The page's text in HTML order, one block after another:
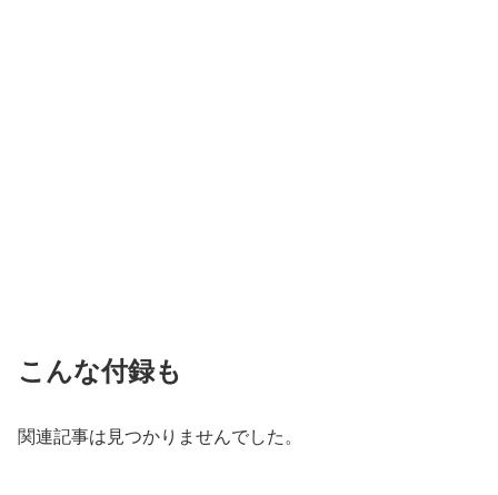
こんな付録も
関連記事は見つかりませんでした。